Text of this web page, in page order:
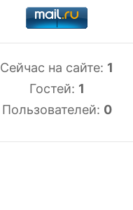
Сейчас на сайте: 1
Гостей: 1
Пользователей: 0